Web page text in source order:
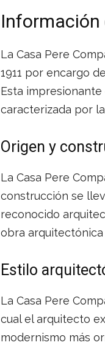
Información
La Casa Pere
1911 por encargo
Esta impresionante
caracterizada por
Origen y
La Casa Pere
construcción se
reconocido
obra arquitectónica
Estilo
La Casa Pere
cual el arquitecto
modernismo más